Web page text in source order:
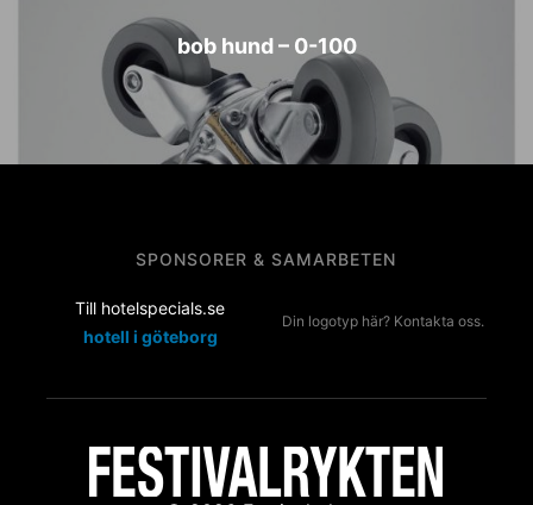
bob hund – 0-100
SPONSORER & SAMARBETEN
Till hotelspecials.se
hotell i göteborg
Din logotyp här? Kontakta oss.